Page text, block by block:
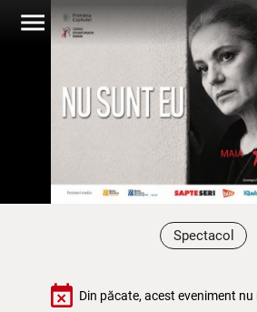
menu
Spectacol
event_busy Din păcate, acest eveniment nu